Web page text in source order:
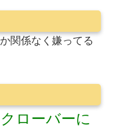
関係なく嫌ってる
ローバーに